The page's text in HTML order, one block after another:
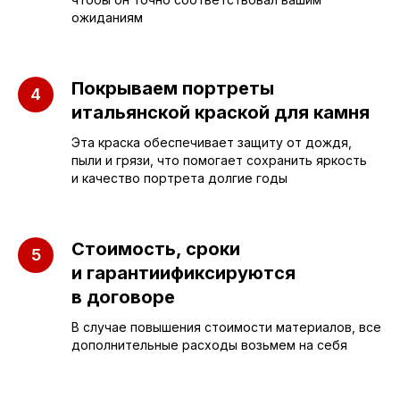
ожиданиям
Покрываем портреты
итальянской краской для камня
Эта краска обеспечивает защиту от дождя,
пыли и грязи, что помогает сохранить яркость
и качество портрета долгие годы
Стоимость, сроки
и гарантиификсируются
в договоре
В случае повышения стоимости материалов, все
дополнительные расходы возьмем на себя
sleza-v-kamne64@yandex.ru